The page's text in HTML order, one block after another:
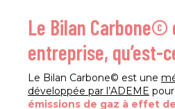
Le Bilan Carbone©
entreprise, qu’est-
Le Bilan Carbone© est une
développée par l’ADEME pour
émissions de gaz à effet